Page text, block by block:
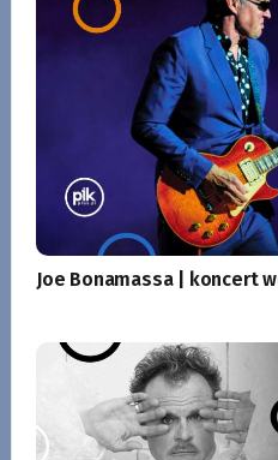
Joe Bonamassa | koncert